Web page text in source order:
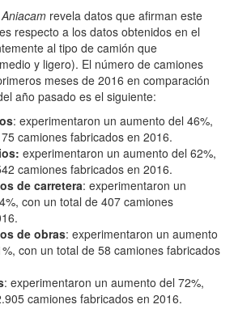
Aniacam revela datos que afirman este
respecto a los datos obtenidos en el
al tipo de camión que
y ligero). El número de camiones
meses de 2016 en comparación
año pasado es el siguiente:
: experimentaron un aumento del 46%,
camiones fabricados en 2016.
experimentaron un aumento del 62%,
camiones fabricados en 2016.
de carretera: experimentaron un
con un total de 407 camiones
de obras: experimentaron un aumento
con un total de 58 camiones fabricados
: experimentaron un aumento del 72%,
camiones fabricados en 2016.